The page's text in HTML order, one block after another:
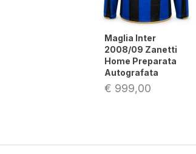
Autografo Javier
Zanetti foto A3 a
colori con coppa
Champions
€ 159,00